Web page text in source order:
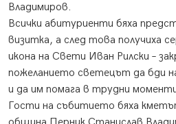
Владимиров.
Всички абитуриенти бяха
визитка, а след това получиха
икона на Свети Иван Рилски –
пожеланието светецът да бди
и да им помага в трудни
Гости на събитието бяха